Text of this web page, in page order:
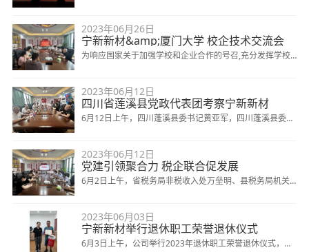
2023年06月26日
宁新新材&amp;厦门大学 校企技术交流会
为响应国家关于加强学校和企业合作的号召,充分发挥学校
型人才。6月26日，公司产学研合作单位厦门大学苏文湫教
授带领研究人员吴相福、朱海敏亲临公司，面对
2023年06月12日
四川省莲溪县党政代表团考察宁新新材
6月12日上午，四川蓬溪县委书记黄亚军，四川蓬溪县委常
平，四川蓬溪经济开发区党工委书记、管委会主任何均红，
四川蓬溪县委办公室副主任谭丁菱，四川蓬溪县委绩效办主
2023年06月12日
党建引领聚合力 税企联合促发展
6月2日上午，省税务局非税收入处万垒明、县税务局机关
行调研指导工作，宁新新材董事长邓达琴、总经理李海航携
宁新新材党支部党员们热情欢迎。
2023年06月03日
宁新新材举行退休职工荣誉退休仪式
6月3日上午，公司举行2023年退休职工荣誉退休仪式，公